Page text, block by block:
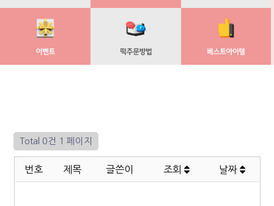
Total 0건 1 페이지
번호 제목 글쓴이 조회 날짜